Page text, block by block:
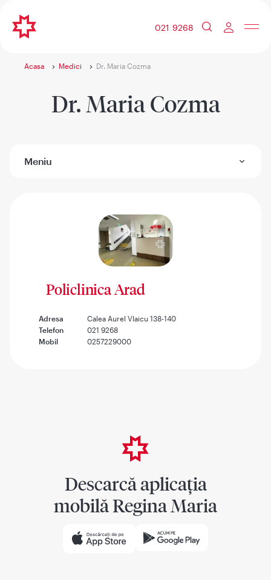
021 9268
Acasa Medici Dr. Maria Cozma
Dr. Maria Cozma
Meniu
Policlinica Arad
Adresa
Calea Aurel Vlaicu 138-140
Telefon
021 9268
Mobil
0257229000
Descarcă aplicația
mobilă Regina Maria